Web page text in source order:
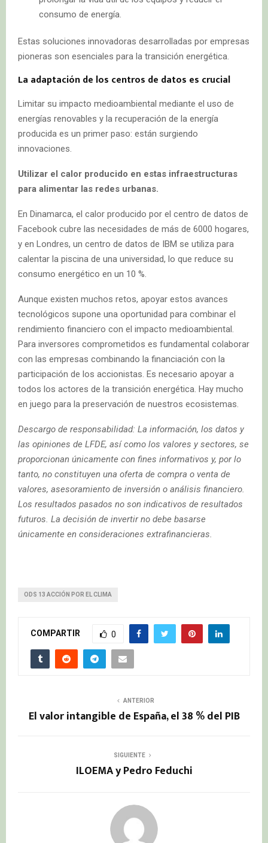
consumo de energía.
Estas soluciones innovadoras desarrolladas por empresas
pioneras son esenciales para la transición energética.
La adaptación de los centros de datos es crucial
Limitar su impacto medioambiental mediante el uso de
energías renovables y la recuperación de la energía
producida es un primer paso: están surgiendo
innovaciones.
Utilizar el calor producido en estas infraestructuras
para alimentar las redes urbanas.
En Dinamarca, el calor producido por el centro de datos de
Facebook cubre las necesidades de más de 6000 hogares,
y en Londres, un centro de datos de IBM se utiliza para
calentar la piscina de una universidad, lo que reduce su
consumo energético en un 10 %.
Aunque existen muchos retos, apoyar estos avances
tecnológicos supone una oportunidad para combinar el
rendimiento financiero con el impacto medioambiental.
Para inversores comprometidos es fundamental colaborar
con las empresas combinando la financiación con la
participación de los accionistas. Es necesario apoyar a
todos los actores de la transición energética. Hay mucho
en juego para la preservación de nuestros ecosistemas.
Descargo de responsabilidad: La información, los datos y
las opiniones de LFDE, así como los valores y sectores, se
proporcionan únicamente con fines informativos y, por lo
tanto, no constituyen una oferta de compra o venta de
valores, asesoramiento de inversión o análisis financiero.
Los resultados pasados no son indicativos de resultados
futuros. La decisión de invertir no debe basarse
únicamente en consideraciones extrafinancieras.
ODS 13 ACCIÓN POR EL CLIMA
COMPARTIR 0
ANTERIOR
El valor intangible de España, el 38 % del PIB
SIGUIENTE
ILOEMA y Pedro Feduchi